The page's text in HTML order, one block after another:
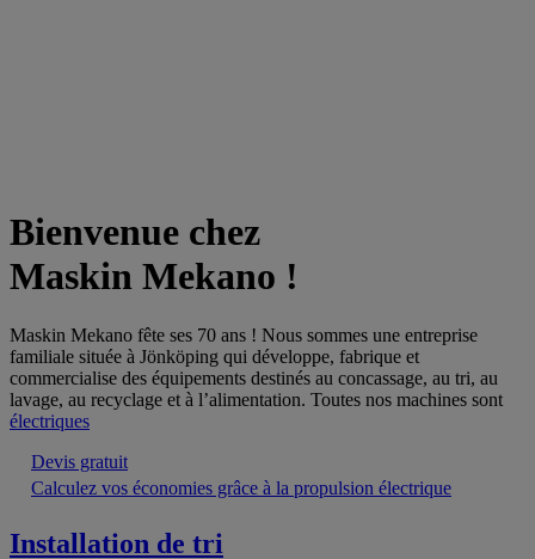
Bienvenue chez
Maskin Mekano !
Maskin Mekano fête ses 70 ans ! Nous sommes une entreprise
familiale située à Jönköping qui développe, fabrique et
commercialise des équipements destinés au concassage, au tri, au
lavage, au recyclage et à l’alimentation. Toutes nos machines sont
électriques
Devis gratuit
Calculez vos économies grâce à la propulsion électrique
Installation de tri